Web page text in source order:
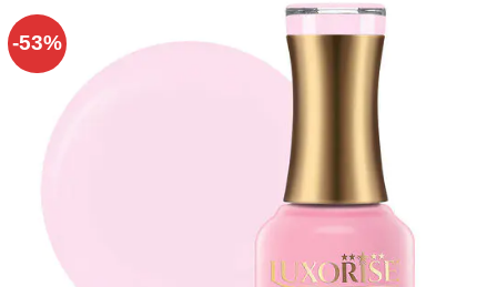
-53%